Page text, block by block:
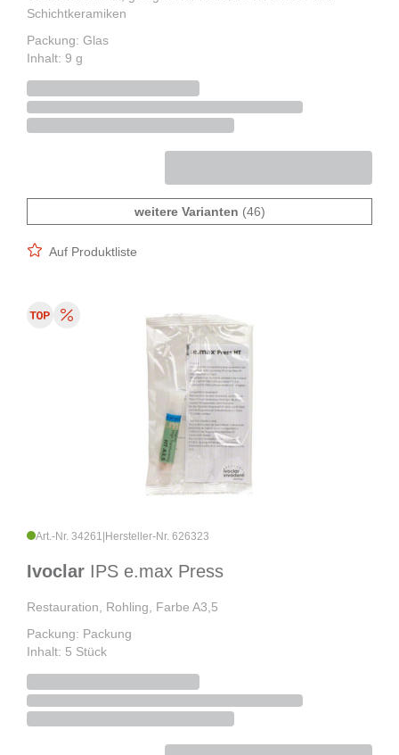
Schichtkeramiken
Packung: Glas
Inhalt: 9 g
weitere Varianten (46)
Auf Produktliste
Art.-Nr. 34261 Hersteller-Nr. 626323
Ivoclar IPS e.max Press
Restauration, Rohling, Farbe A3,5
Packung: Packung
Inhalt: 5 Stück